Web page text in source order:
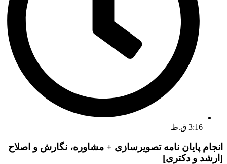
3:16 ق.ظ
انجام پایان نامه تصویرسازی + مشاوره، نگارش و اصلاح
[ارشد و دکتری]